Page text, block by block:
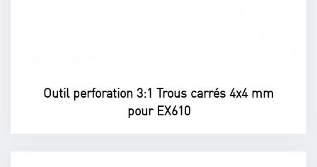
Outil perforation 3:1 Trous carrés 4x4 mm
pour EX610